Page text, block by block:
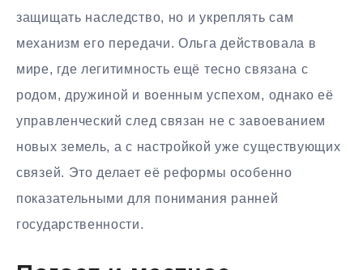
защищать наследство, но и укреплять сам
механизм его передачи. Ольга действовала в
мире, где легитимность ещё тесно связана с
родом, дружиной и военным успехом, однако её
управленческий след связан не с завоеванием
новых земель, а с настройкой уже существующих
связей. Это делает её реформы особенно
показательными для понимания ранней
государственности.